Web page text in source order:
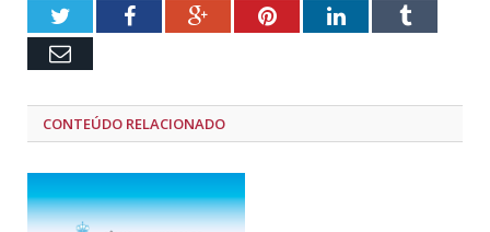
TwitterFacebookGoogle+PinterestLinkedInTumblr
Email
CONTEÚDO RELACIONADO